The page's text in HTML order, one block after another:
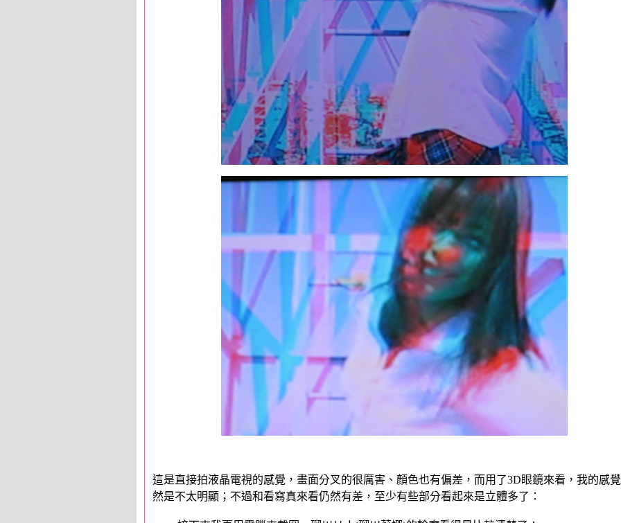
這是直接拍液晶電視的感覺，畫面分叉的很厲害、顏色也有偏差，而用了3D眼鏡來看，我的感
然是不太明顯；不過和看寫真來看仍然有差，至少有些部分看起來是立體多了：